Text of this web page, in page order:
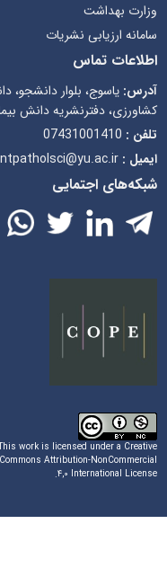
وزارت بهداشت
سامانه ارزیابی نشریات
اطلاعات تماس
آدرس:یاسوج، بلوار دانشجو،
کشاورزی، دفترنشریه دانش
تلفن : 07431001410
ایمیل :
شبکه‌های اجتمایی
This work is licensed under aCreative
Commons Attribution-NonCommercial
۴,۰ International License.